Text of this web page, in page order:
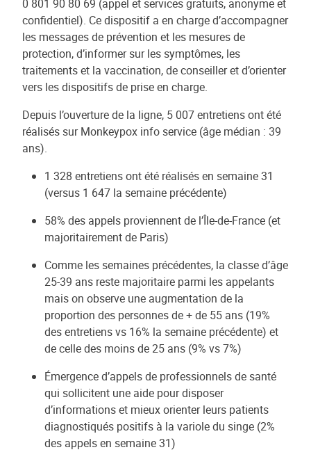
0 801 90 80 69 (appel et services gratuits, anonyme et
confidentiel). Ce dispositif a en charge d’accompagner
les messages de prévention et les mesures de
protection, d’informer sur les symptômes, les
traitements et la vaccination, de conseiller et d’orienter
vers les dispositifs de prise en charge.
Depuis l’ouverture de la ligne, 5 007 entretiens ont été
réalisés sur Monkeypox info service (âge médian : 39
ans).
1 328 entretiens ont été réalisés en semaine 31
(versus 1 647 la semaine précédente)
58% des appels proviennent de l’Île-de-France (et
majoritairement de Paris)
Comme les semaines précédentes, la classe d’âge
25-39 ans reste majoritaire parmi les appelants
mais on observe une augmentation de la
proportion des personnes de + de 55 ans (19%
des entretiens vs 16% la semaine précédente) et
de celle des moins de 25 ans (9% vs 7%)
Émergence d’appels de professionnels de santé
qui sollicitent une aide pour disposer
d’informations et mieux orienter leurs patients
diagnostiqués positifs à la variole du singe (2%
des appels en semaine 31)